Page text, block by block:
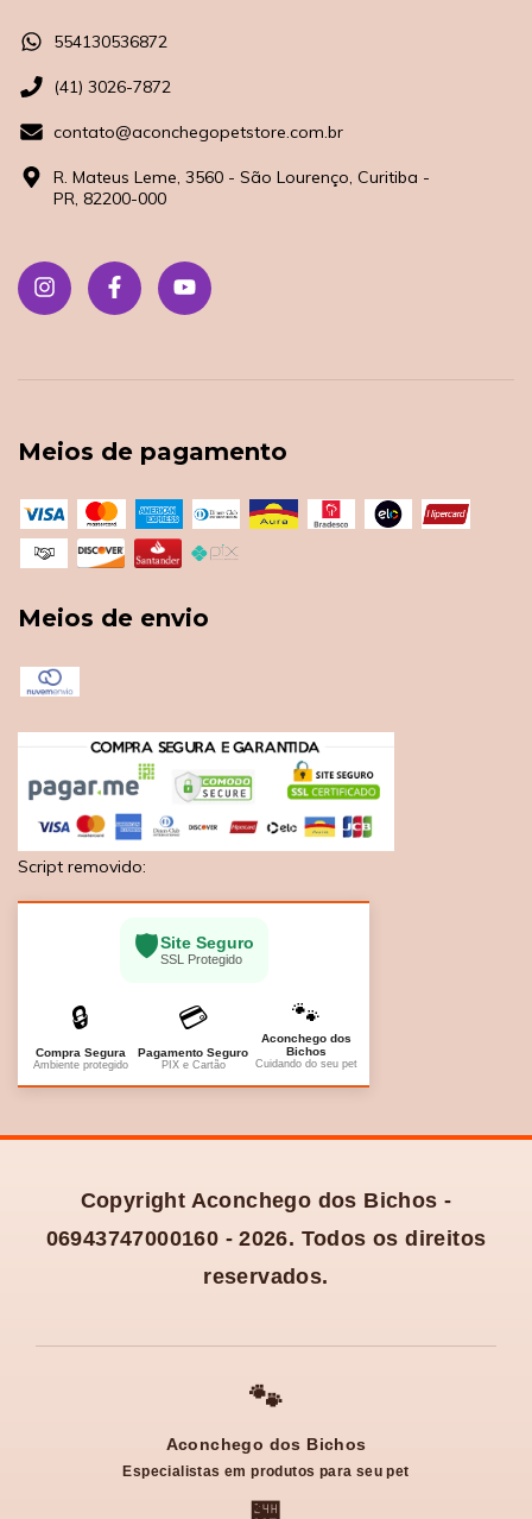
554130536872
(41) 3026-7872
contato@aconchegopetstore.com.br
R. Mateus Leme, 3560 - São Lourenço, Curitiba -
PR, 82200-000
Meios de pagamento
Meios de envio
Script removido:
🛡️Site Seguro
SSL Protegido
🔒
Compra Segura
Ambiente protegido
💳
Pagamento Seguro
PIX e Cartão
🐾
Aconchego dos
Bichos
Cuidando do seu pet
Copyright Aconchego dos Bichos -
06943747000160 - 2026. Todos os direitos
reservados.
🐾
Aconchego dos Bichos
Especialistas em produtos para seu pet